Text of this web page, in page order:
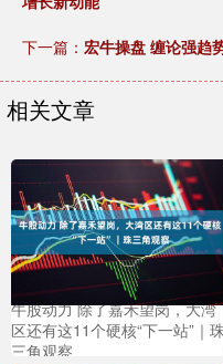
下一篇： 宏牛操盘 缠论强趋
相关文章
牛股动力 除了嘉禾望岗，大湾
区还有这11个硬核“下一站”｜
三角观察